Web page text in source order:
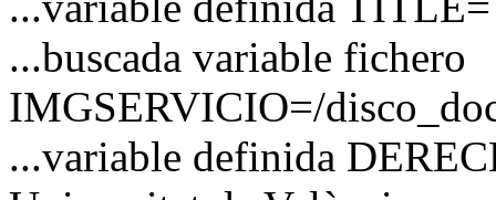
...buscada variable fichero
IMGSERVICIO=/
...variable definida